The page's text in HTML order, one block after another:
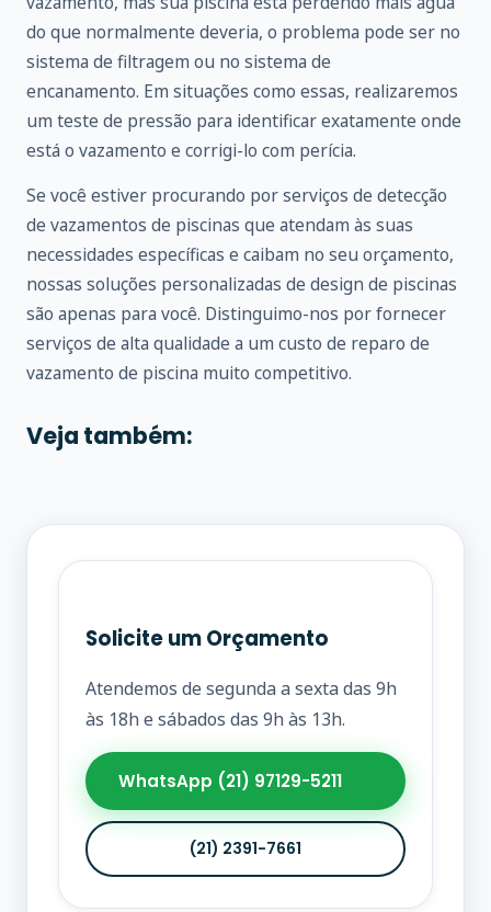
do que normalmente deveria, o problema pode ser no
sistema de filtragem ou no sistema de
encanamento. Em situações como essas, realizaremos
um teste de pressão para identificar exatamente onde
está o vazamento e corrigi-lo com perícia.
Se você estiver procurando por serviços de detecção
de vazamentos de piscinas que atendam às suas
necessidades específicas e caibam no seu orçamento,
nossas soluções personalizadas de design de piscinas
são apenas para você. Distinguimo-nos por fornecer
serviços de alta qualidade a um custo de reparo de
vazamento de piscina muito competitivo.
Veja também:
Solicite um Orçamento
Atendemos de segunda a sexta das 9h
às 18h e sábados das 9h às 13h.
WhatsApp (21) 97129-5211
(21) 2391-7661